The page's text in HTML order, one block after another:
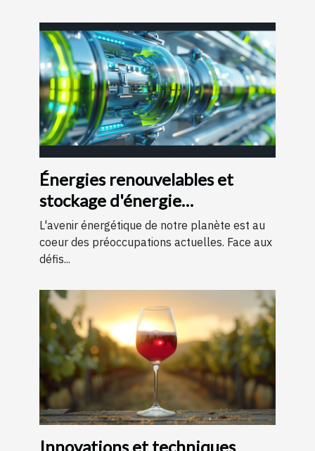
Énergies renouvelables et
stockage d'énergie
perspectives et technologies
d'avenir
L'avenir énergétique de notre planète est au
coeur des préoccupations actuelles. Face aux
défis...
Innovations et techniques